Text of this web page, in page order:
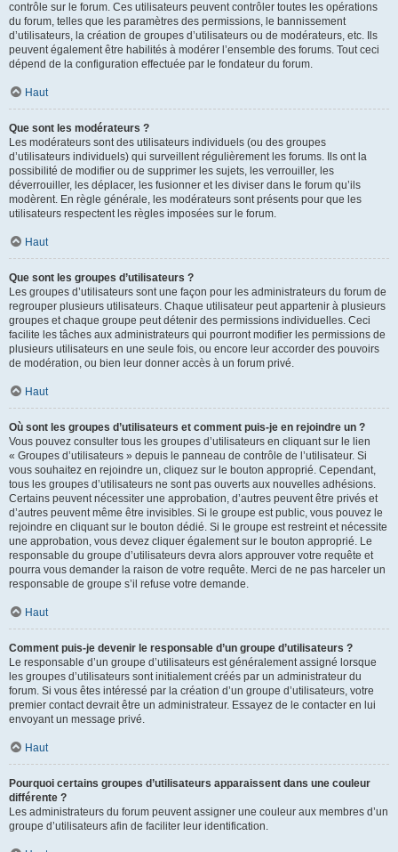
contrôle sur le forum. Ces utilisateurs peuvent contrôler toutes les opérations
du forum, telles que les paramètres des permissions, le bannissement
d’utilisateurs, la création de groupes d’utilisateurs ou de modérateurs, etc. Ils
peuvent également être habilités à modérer l’ensemble des forums. Tout ceci
dépend de la configuration effectuée par le fondateur du forum.
Haut
Que sont les modérateurs ?
Les modérateurs sont des utilisateurs individuels (ou des groupes
d’utilisateurs individuels) qui surveillent régulièrement les forums. Ils ont la
possibilité de modifier ou de supprimer les sujets, les verrouiller, les
déverrouiller, les déplacer, les fusionner et les diviser dans le forum qu’ils
modèrent. En règle générale, les modérateurs sont présents pour que les
utilisateurs respectent les règles imposées sur le forum.
Haut
Que sont les groupes d’utilisateurs ?
Les groupes d’utilisateurs sont une façon pour les administrateurs du forum de
regrouper plusieurs utilisateurs. Chaque utilisateur peut appartenir à plusieurs
groupes et chaque groupe peut détenir des permissions individuelles. Ceci
facilite les tâches aux administrateurs qui pourront modifier les permissions de
plusieurs utilisateurs en une seule fois, ou encore leur accorder des pouvoirs
de modération, ou bien leur donner accès à un forum privé.
Haut
Où sont les groupes d’utilisateurs et comment puis-je en rejoindre un ?
Vous pouvez consulter tous les groupes d’utilisateurs en cliquant sur le lien
« Groupes d’utilisateurs » depuis le panneau de contrôle de l’utilisateur. Si
vous souhaitez en rejoindre un, cliquez sur le bouton approprié. Cependant,
tous les groupes d’utilisateurs ne sont pas ouverts aux nouvelles adhésions.
Certains peuvent nécessiter une approbation, d’autres peuvent être privés et
d’autres peuvent même être invisibles. Si le groupe est public, vous pouvez le
rejoindre en cliquant sur le bouton dédié. Si le groupe est restreint et nécessite
une approbation, vous devez cliquer également sur le bouton approprié. Le
responsable du groupe d’utilisateurs devra alors approuver votre requête et
pourra vous demander la raison de votre requête. Merci de ne pas harceler un
responsable de groupe s’il refuse votre demande.
Haut
Comment puis-je devenir le responsable d’un groupe d’utilisateurs ?
Le responsable d’un groupe d’utilisateurs est généralement assigné lorsque
les groupes d’utilisateurs sont initialement créés par un administrateur du
forum. Si vous êtes intéressé par la création d’un groupe d’utilisateurs, votre
premier contact devrait être un administrateur. Essayez de le contacter en lui
envoyant un message privé.
Haut
Pourquoi certains groupes d’utilisateurs apparaissent dans une couleur
différente ?
Les administrateurs du forum peuvent assigner une couleur aux membres d’un
groupe d’utilisateurs afin de faciliter leur identification.